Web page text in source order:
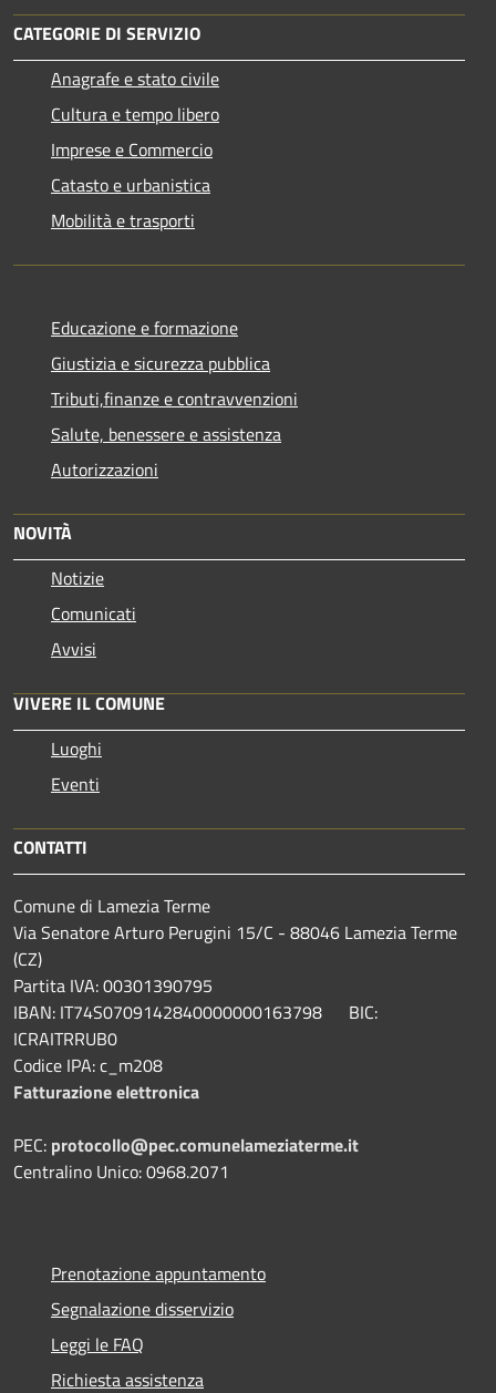
CATEGORIE DI SERVIZIO
Anagrafe e stato civile
Cultura e tempo libero
Imprese e Commercio
Catasto e urbanistica
Mobilità e trasporti
Educazione e formazione
Giustizia e sicurezza pubblica
Tributi,finanze e contravvenzioni
Salute, benessere e assistenza
Autorizzazioni
NOVITÀ
Notizie
Comunicati
Avvisi
VIVERE IL COMUNE
Luoghi
Eventi
CONTATTI
Comune di Lamezia Terme
Via Senatore Arturo Perugini 15/C - 88046 Lamezia Terme
(CZ)
Partita IVA: 00301390795
IBAN: IT74S0709142840000000163798 BIC:
ICRAITRRUB0
Codice IPA: c_m208
Fatturazione elettronica
PEC: protocollo@pec.comunelameziaterme.it
Centralino Unico: 0968.2071
Prenotazione appuntamento
Segnalazione disservizio
Leggi le FAQ
Richiesta assistenza